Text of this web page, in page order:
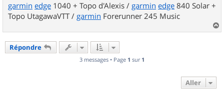
garmin edge 1040 + Topo d'Alexis / garmin edge 840 Solar +
Topo UtagawaVTT / garmin Forerunner 245 Music
a
Répondre
3 messages • Page 1 sur 1
Aller